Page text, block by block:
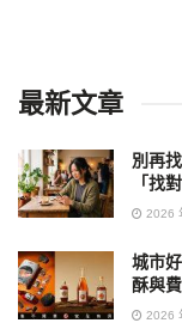
最新文章
別再
「找
2026
城市
酥與
2026